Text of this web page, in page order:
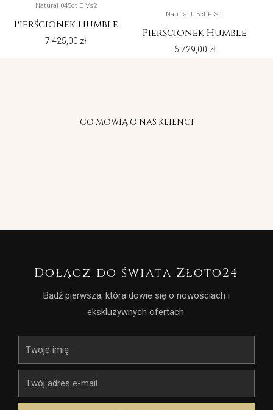
Natural 045ct E Vs2
Pierścionek Humble
7 425,00 zł
Natural 0.5ct F Si1
Pierścionek Humble
6 729,00 zł
CO MÓWIĄ O NAS KLIENCI
Dołącz do świata Złoto24
Bądź pierwsza, która dowie się o nowościach i
ekskluzywnych ofertach.